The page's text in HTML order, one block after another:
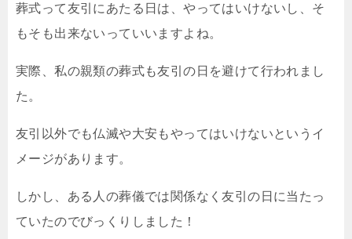
葬式って友引にあたる日は、やってはいけないし、そ
もそも出来ないっていいますよね。
実際、私の親類の葬式も友引の日を避けて行われまし
た。
友引以外でも仏滅や大安もやってはいけないというイ
メージがあります。
しかし、ある人の葬儀では関係なく友引の日に当たっ
ていたのでびっくりしました！